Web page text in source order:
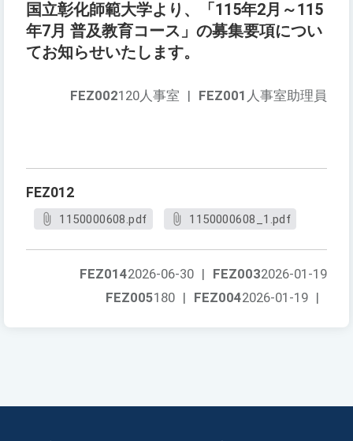
国立彰化師範大学より、「115年2月～115
年7月 普及教育コース」の募集要項につい
てお知らせいたします。
FEZ001 人事室助理員
FEZ002120人事室 |
FEZ012
1150000608.pdf 1150000608_1.pdf
FEZ0032026-01-19
FEZ0142026-06-30 |
FEZ0042026-01-19 |
FEZ005180 |